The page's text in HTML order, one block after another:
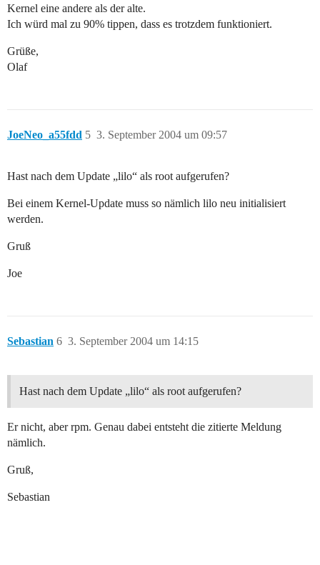
Kernel eine andere als der alte.
Ich würd mal zu 90% tippen, dass es trotzdem funktioniert.
Grüße,
Olaf
JoeNeo_a55fdd 3. September 2004 um 09:57
5
Hast nach dem Update „lilo“ als root aufgerufen?
Bei einem Kernel-Update muss so nämlich lilo neu initialisiert
werden.
Gruß
Joe
Sebastian 3. September 2004 um 14:15
6
Hast nach dem Update „lilo“ als root aufgerufen?
Er nicht, aber rpm. Genau dabei entsteht die zitierte Meldung
nämlich.
Gruß,
Sebastian